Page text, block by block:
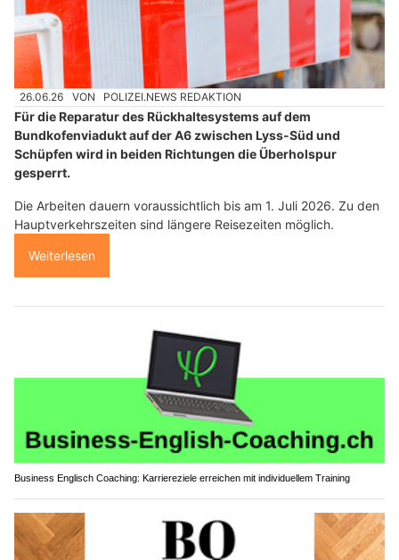
26.06.26 VON POLIZEI.NEWS REDAKTION
Für die Reparatur des Rückhaltesystems auf dem
Bundkofenviadukt auf der A6 zwischen Lyss-Süd und
Schüpfen wird in beiden Richtungen die Überholspur
gesperrt.
Die Arbeiten dauern voraussichtlich bis am 1. Juli 2026. Zu den
Hauptverkehrszeiten sind längere Reisezeiten möglich.
Weiterlesen
Business Englisch Coaching: Karriereziele erreichen mit individuellem Training